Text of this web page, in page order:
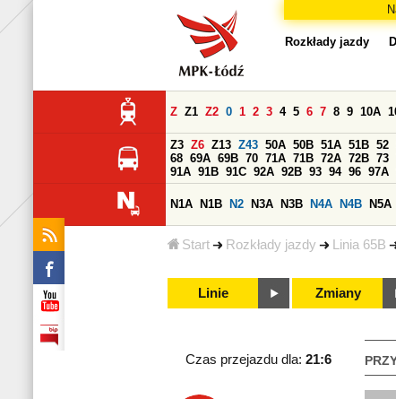
Start Rozkłady jazdy Linia 65B
Rozkłady jazdy
Z Z1 Z2 0 1 2 3 4 5 6 7 8 9 10A
Z3 Z6 Z13 Z43 50A 50B 51A 51B 52
68 69A 69B 70 71A 71B 72A 72B 73
91A 91B 91C 92A 92B 93 94 96 97A
N1A N1B N2 N3A N3B N4A N4B N5A
Linie Zmiany
Czas przejazdu dla: 21:6